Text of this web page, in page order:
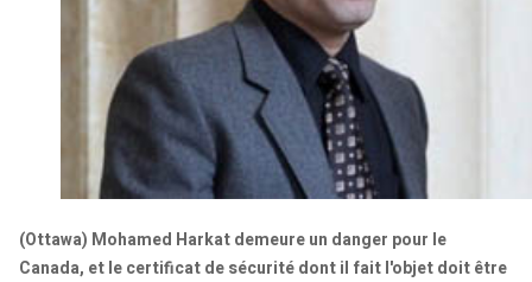
(Ottawa) Mohamed Harkat demeure un danger pour le
Canada, et le certificat de sécurité dont il fait l'objet doit être